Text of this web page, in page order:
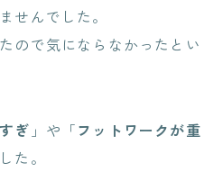
せんでした。
ので気にならなかったとい
ぎ 」や「フットワークが重
た。